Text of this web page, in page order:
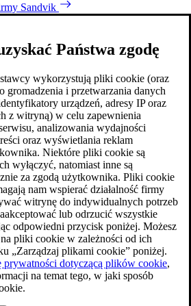
Sandvik
Państwa zgodę
wykorzystują pliki cookie (oraz
gromadzenia i przetwarzania danych
urządzeń, adresy IP oraz
z witryną) w celu zapewnienia
analizowania wydajności
oraz wyświetlania reklam
Niektóre pliki cookie są
wyłączyć, natomiast inne są
za zgodą użytkownika. Pliki cookie
nam wspierać działalność firmy
witrynę do indywidualnych potrzeb
lub odrzucić wszystkie
odpowiedni przycisk poniżej. Możesz
pliki cookie w zależności od ich
„Zarządzaj plikami cookie” poniżej.
prywatności dotyczącą plików cookie,
na temat tego, w jaki sposób